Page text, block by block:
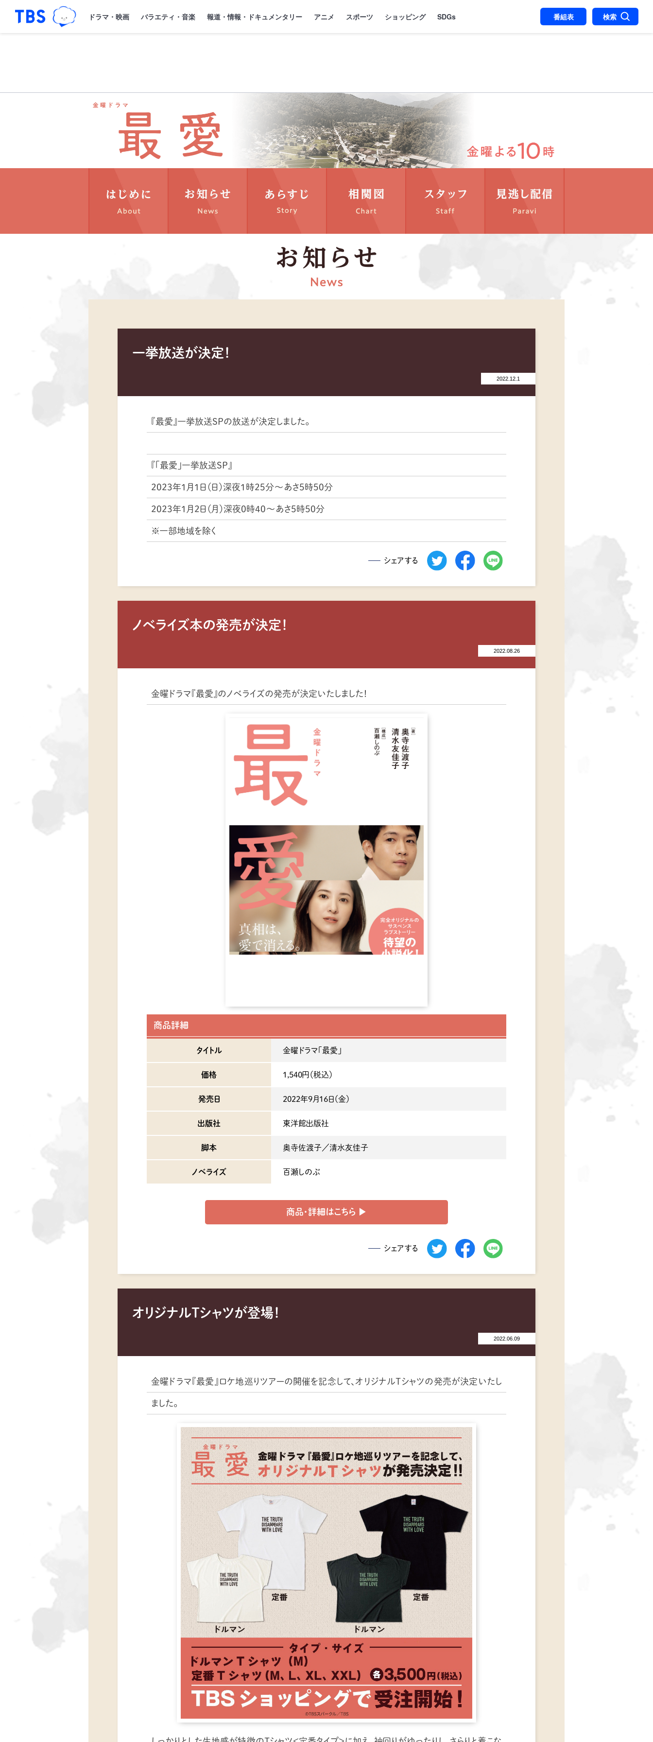
「TBSテレビ｜ときめくときを。」トップページ
ドラマ・映画 バラエティ・音楽 報道・情報・ドキュメンタリー アニメ スポーツ ショッピング SDGs 番組表 検索
一挙放送が決定！
2022.12.1
『最愛』一挙放送SPの放送が決定しました。
『「最愛」一挙放送SP』
2023年1月1日（日）深夜1時25分〜あさ5時50分
2023年1月2日（月）深夜0時40～あさ5時50分
※一部地域を除く
シェアする
ノベライズ本の発売が決定！
2022.08.26
金曜ドラマ『最愛』のノベライズの発売が決定いたしました！
商品詳細
タイトル 金曜ドラマ「最愛」
価格 1,540円（税込）
発売日 2022年9月16日（金）
出版社 東洋館出版社
脚本 奥寺佐渡子／清水友佳子
ノベライズ 百瀬しのぶ
商品・詳細はこちら ▶︎
シェアする
オリジナルTシャツが登場！
2022.06.09
金曜ドラマ『最愛』ロケ地巡りツアーの開催を記念して、オリジナルTシャツの発売が決定いたし
ました。